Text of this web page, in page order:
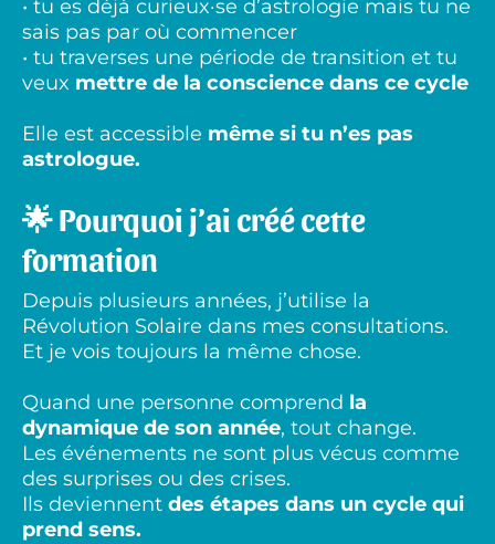
• tu es déjà curieux·se d’astrologie mais tu ne
sais pas par où commencer
• tu traverses une période de transition et tu
veux mettre de la conscience dans ce cycle
Elle est accessible même si tu n’es pas
astrologue.
🌟 Pourquoi j’ai créé cette
formation
Depuis plusieurs années, j’utilise la
Révolution Solaire dans mes consultations.
Et je vois toujours la même chose.
Quand une personne comprend la
dynamique de son année, tout change.
Les événements ne sont plus vécus comme
des surprises ou des crises.
Ils deviennent des étapes dans un cycle qui
prend sens.